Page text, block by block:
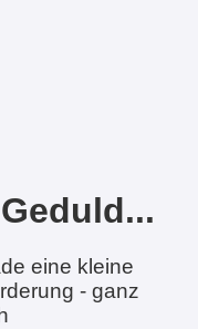
eine kleine
- ganz